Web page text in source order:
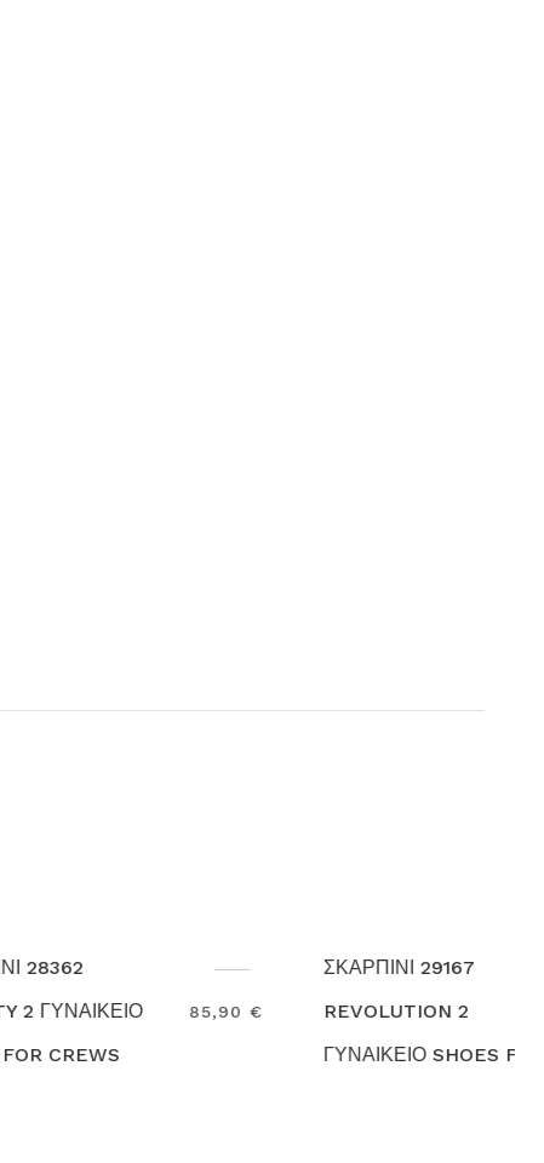
85,90 €
ΣΚΑΡΠΙΝΙ 29167
REVOLUTION 2
ΓΥΝΑΙΚΕΙΟ SHOES FOR
109,00 €